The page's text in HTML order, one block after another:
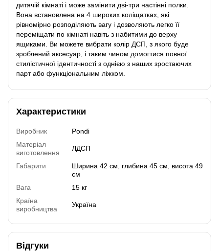
дитячій кімнаті і може замінити дві-три настінні полки.
Вона встановлена ​​на 4 широких коліщатках, які
рівномірно розподіляють вагу і дозволяють легко її
переміщати по кімнаті навіть з набитими до верху
ящиками. Ви можете вибрати колір ДСП, з якого буде
зроблений аксесуар, і таким чином домогтися повної
стилістичної ідентичності з однією з наших зростаючих
парт або функціональним ліжком.
Характеристики
Виробник
Pondi
Матеріал
виготовлення
ЛДСП
Габарити
Ширина 42 см, глибина 45 см, висота 49
см
Вага
15 кг
Країна
виробництва
Україна
Відгуки